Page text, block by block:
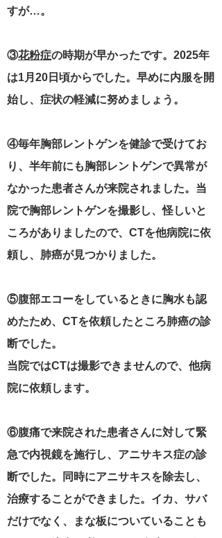
すが…。
③花粉症の時期が早かったです。2025年
は1月20日頃からでした。早めに内服を開
始し、症状の軽減に努めましょう。
④毎年胸部レントゲンを健診で受けてお
り、半年前にも胸部レントゲンで異常が
なかった患者さんが来院されました。当
院で胸部レントゲンを撮影し、怪しいと
ころがありましたので、CTを他病院に依
頼し、肺癌が見つかりました。
⑤腹部エコーをしているときに胸水も認
めたため、CTを依頼したところ肺癌の診
断でした。
当院ではCTは撮影できませんので、他病
院に依頼します。
⑥腹痛で来院された患者さんに対して緊
急で内視鏡を施行し、アニサキス症の診
断でした。同時にアニサキスを除去し、
治療することができました。イカ、サバ
だけでなく、まな板についていることも